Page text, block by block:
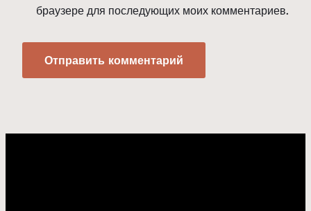
браузере для последующих моих комментариев.